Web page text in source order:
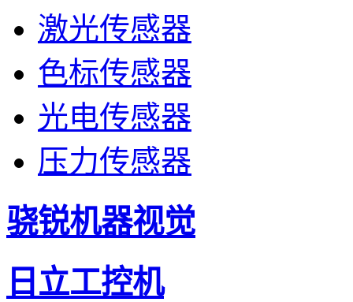
激光传感器
色标传感器
光电传感器
压力传感器
骁锐机器视觉
日立工控机